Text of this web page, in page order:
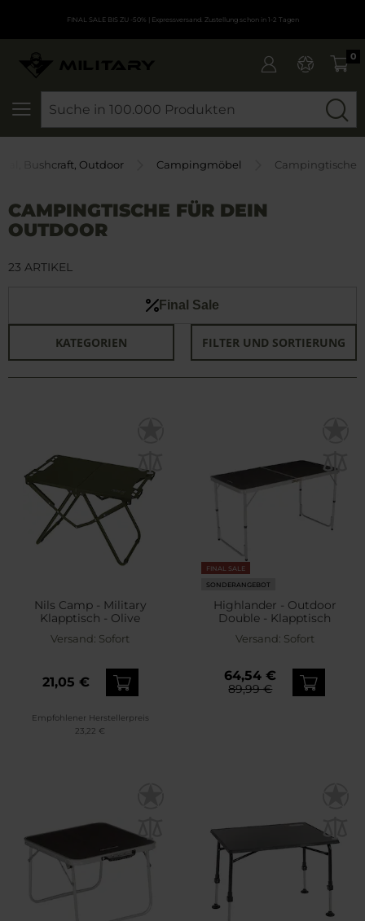
FINAL SALE BIS ZU -50% | Expressversand. Zustellung schon in 1-2 Tagen
0
Bushcraft, Outdoor Campingmöbel Campingtische
CAMPINGTISCHE FÜR DEIN
OUTDOOR
Final Sale
KATEGORIEN FILTER UND SORTIERUNG
23 ARTIKEL
Nils Camp - Military
Klapptisch - Olive
Versand: Sofort
21,05 €
Empfohlener Herstellerpreis
23,22 €
FINAL SALE
SONDERANGEBOT
Highlander - Outdoor
Double - Klapptisch
Versand: Sofort
64,54 €
89,99 €